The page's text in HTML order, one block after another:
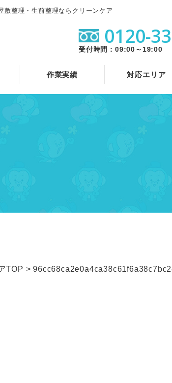
敷整理・生前整理ならクリーンケア
0120-
受付時間：09:00～19:00
作業実績 対応エリア
TOP >